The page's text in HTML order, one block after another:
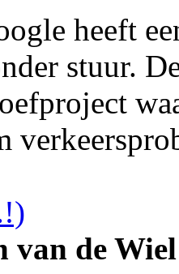
heeft
stuur.
van de Wiel